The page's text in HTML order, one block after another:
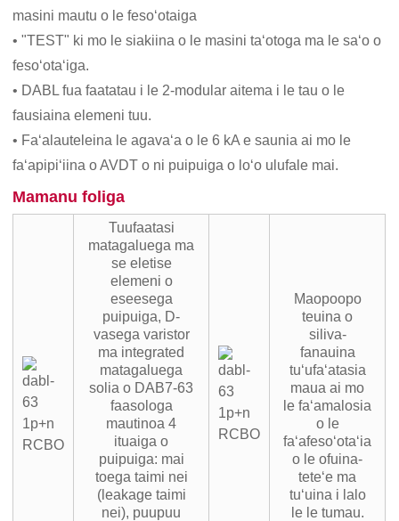
masini mautu o le fesoʻotaiga
• "TEST" ki mo le siakiina o le masini taʻotoga ma le saʻo o
fesoʻotaʻiga.
• DABL fua faatatau i le 2-modular aitema i le tau o le
fausiaina elemeni tuu.
• Faʻalauteleina le agavaʻa o le 6 kA e saunia ai mo le
faʻapipiʻiina o AVDT o ni puipuiga o loʻo ulufale mai.
Mamanu foliga
Tuufaatasi
matagaluega ma
se eletise
elemeni o
eseesega
puipuiga, D-
vasega varistor
ma integrated
matagaluega
solia o DAB7-63
faasologa
mautinoa 4
ituaiga o
puipuiga: mai
toega taimi nei
(leakage taimi
nei), puupuu
Maopoopo
teuina o
siliva-
fanauina
tuʻufaʻatasia
maua ai mo
le faʻamalosia
o le
faʻafesoʻotaʻia
o le ofuina-
teteʻe ma
tuʻuina i lalo
le le tumau.